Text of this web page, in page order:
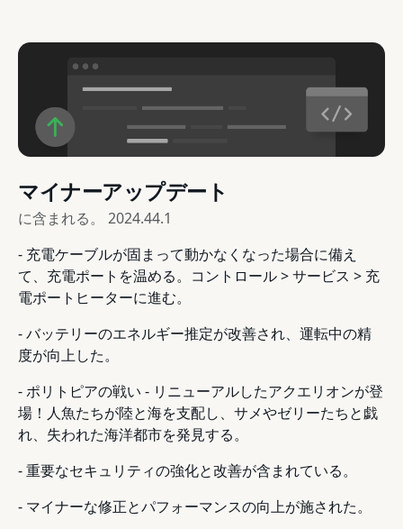
マイナーアップデート
に含まれる。 2024.44.1
- 充電ケーブルが固まって動かなくなった場合に備え
て、充電ポートを温める。コントロール > サービス > 充
電ポートヒーターに進む。
- バッテリーのエネルギー推定が改善され、運転中の精
度が向上した。
- ポリトピアの戦い - リニューアルしたアクエリオンが登
場！人魚たちが陸と海を支配し、サメやゼリーたちと戯
れ、失われた海洋都市を発見する。
- 重要なセキュリティの強化と改善が含まれている。
- マイナーな修正とパフォーマンスの向上が施された。